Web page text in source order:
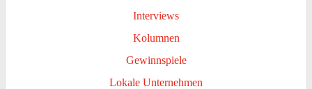
Interviews
Kolumnen
Gewinnspiele
Lokale Unternehmen